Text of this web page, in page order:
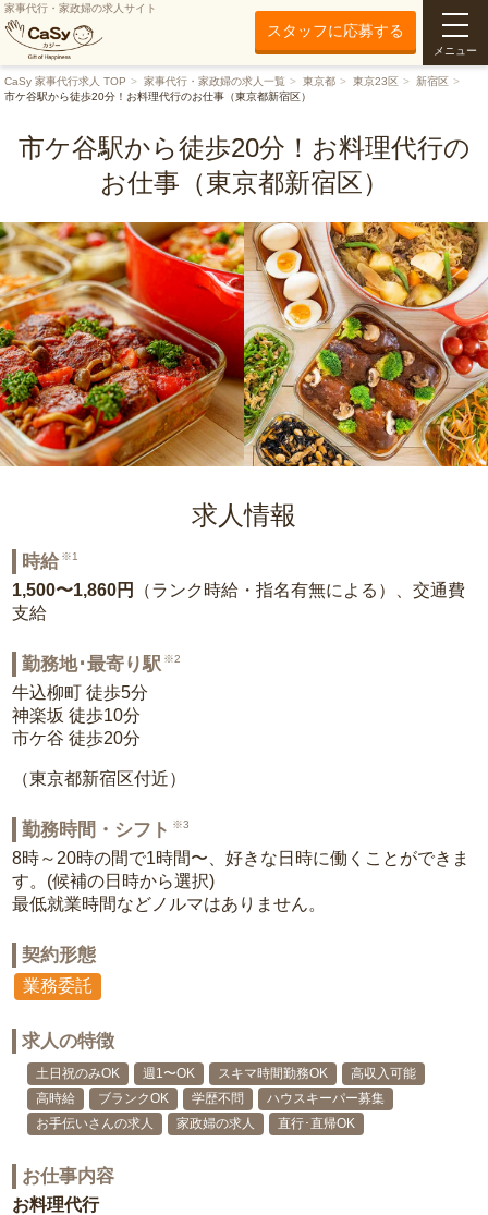
家事代行・家政婦の求人サイト
スタッフに応募する
メニュー
CaSy 家事代行求人 TOP 家事代行・家政婦の求人一覧 東京都 東京23区
新宿区
市ケ谷駅から徒歩20分！お料理代行のお仕事（東京都新宿区）
市ケ谷駅から徒歩20分！お料理代行の
お仕事（東京都新宿区）
求人情報
時給 ※1
1,500〜1,860円
（ランク時給・指名有無による）、交通費
支給
勤務地･最寄り駅 ※2
牛込柳町 徒歩5分
神楽坂 徒歩10分
市ケ谷 徒歩20分
（東京都新宿区付近）
勤務時間・シフト ※3
8時～20時の間で1時間〜、好きな日時に働くことができま
す。(候補の日時から選択)
最低就業時間などノルマはありません。
契約形態
業務委託
求人の特徴
土日祝のみOK 週1〜OK スキマ時間勤務OK
高収入可能
高時給
ブランクOK 学歴不問
ハウスキーパー募集
お手伝いさんの求人
家政婦の求人 直行･直帰OK
お仕事内容
お料理代行